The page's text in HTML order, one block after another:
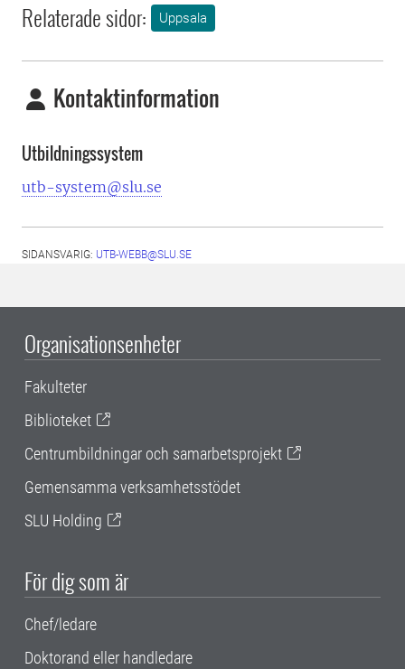
Relaterade sidor: Uppsala
Kontaktinformation
Utbildningssystem
utb-system@slu.se
SIDANSVARIG: UTB-WEBB@SLU.SE
Organisationsenheter
Fakulteter
Biblioteket
Centrumbildningar och samarbetsprojekt
Gemensamma verksamhetsstödet
SLU Holding
För dig som är
Chef/ledare
Doktorand eller handledare